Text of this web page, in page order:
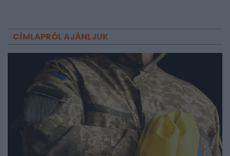
CÍMLAPRÓL AJÁNLJUK